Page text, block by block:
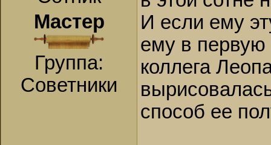
Мастер
Группа:
Советники
И если ему
ему в первую
коллега
способ ее